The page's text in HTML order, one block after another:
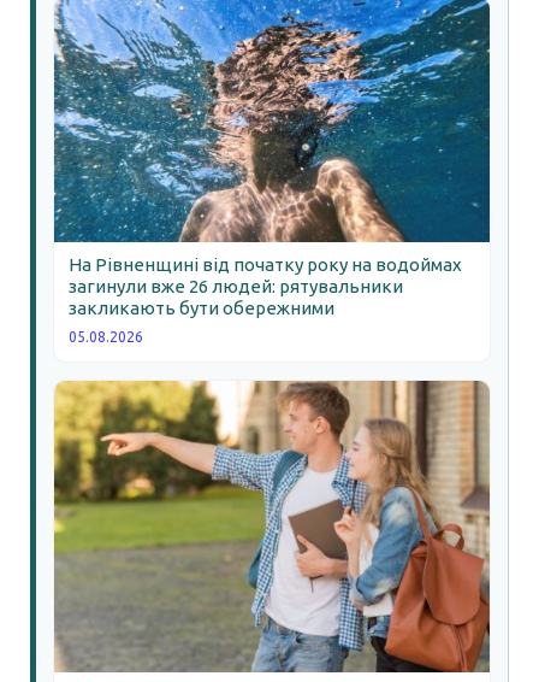
На Рівненщині від початку року на водоймах
загинули вже 26 людей: рятувальники
закликають бути обережними
05.08.2026